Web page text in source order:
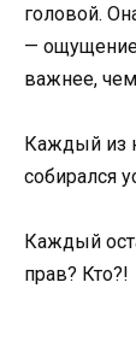
головой.
— ощущение
важнее,
Каждый из
собирался
Каждый
прав? Кто?!